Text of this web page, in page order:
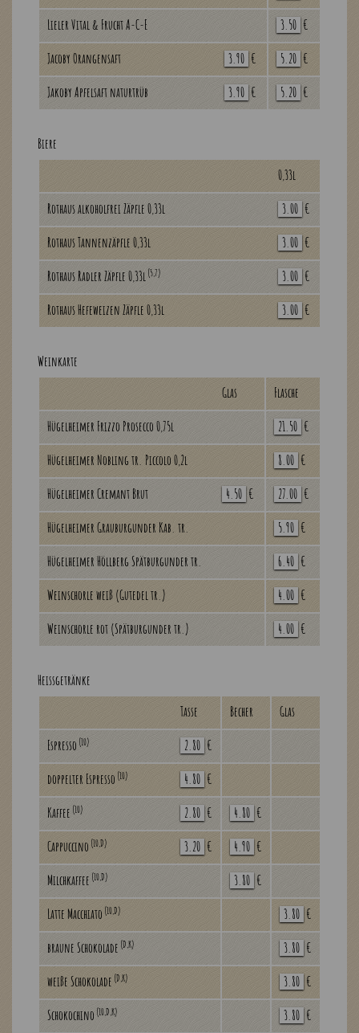
Lieler Vital & Frucht A-C-E 3.50 €
Jacoby Orangensaft 3.90 € 5.20 €
Jakoby Apfelsaft naturtrüb 3.90 € 5.20 €
Biere
0,33l
Rothaus alkoholfrei Zäpfle 0,33l 3.00 €
Rothaus Tannenzäpfle 0,33l 3.00 €
Rothaus Radler Zäpfle 0,33l (5,7) 3.00 €
Rothaus Hefeweizen Zäpfle 0,33l 3.00 €
Weinkarte
Glas
Flasche
Hügelheimer Frizzo Prosecco 0,75l 21.50 €
Hügelheimer Nobling tr. Piccolo 0,2l 8.00 €
Hügelheimer Cremant Brut 4.50 € 27.00 €
Hügelheimer Grauburgunder Kab. tr. 5.90 €
Hügelheimer Höllberg Spätburgunder tr. 6.40 €
Weinschorle weiß (Gutedel tr.) 4.00 €
Weinschorle rot (Spätburgunder tr.) 4.00 €
Heissgetränke
Tasse
Becher Glas
Espresso (10) 2.80 €
doppelter Espresso (10) 4.80 €
Kaffee (10) 2.80 € 4.80 €
Cappuccino (10,D) 3.20 € 4.90 €
Milchkaffee (10,D) 3.80 €
Latte Macchiato (10,D) 3.80 €
braune Schokolade (D,K) 3.80 €
weiße Schokolade (D,K) 3.80 €
Schokochino (10,D,K) 3.80 €